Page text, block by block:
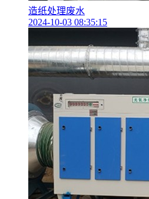
造纸处理废水
2024-10-03 08:35:15